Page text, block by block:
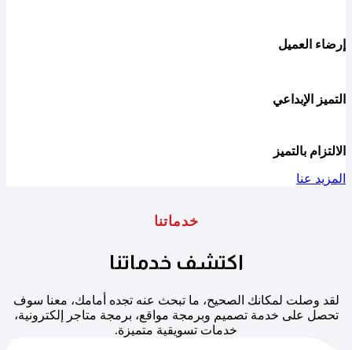
إرضاء العميل
التميز الإبداعي
الالتزام بالتميز
المزيد عنا
خدماتنا
اكتشف خدماتنا
لقد وصلت لمكانك الصحيح، ما تبحث عنه تجده أمامك، معنا سوف
تحصل على خدمة تصميم وبرمجة مواقع، برمجة متاجر إلكترونية،
خدمات تسويقية متميزة.